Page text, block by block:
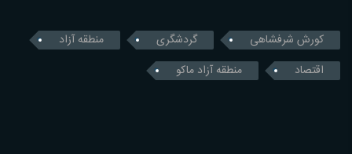
کورش شرفشاهی گردشگری
منطقه آزاد
اقتصاد
منطقه آزاد ماکو